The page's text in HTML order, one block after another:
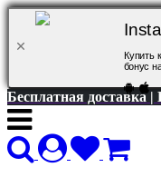
Купить
бонус
Бесплатная доставка